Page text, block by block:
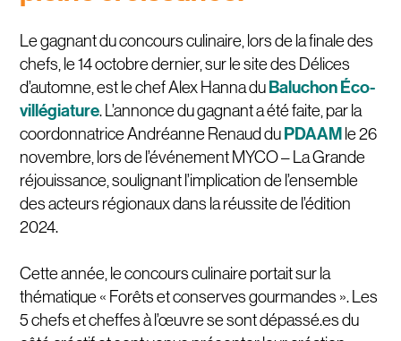
Le gagnant du concours culinaire, lors de la finale des
chefs, le 14 octobre dernier, sur le site des Délices
d’automne, est le chef Alex Hanna duBaluchon Éco-
villégiature. L’annonce du gagnant a été faite, par la
coordonnatrice Andréanne Renaud duPDAAM le 26
novembre, lors de l’événement MYCO – La Grande
réjouissance, soulignant l’implication de l’ensemble
des acteurs régionaux dans la réussite de l’édition
2024.
Cette année, le concours culinaire portait sur la
thématique « Forêts et conserves gourmandes ». Les
5 chefs et cheffes à l’œuvre se sont dépassé.es du